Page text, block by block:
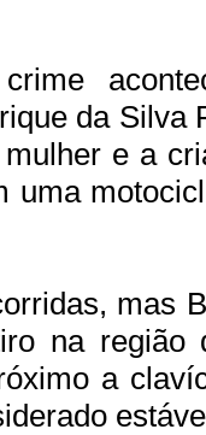
da Silva
e a
uma
mas
na região
a